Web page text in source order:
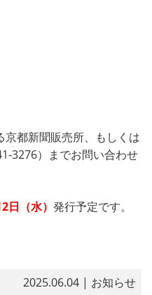
都新聞販売所、もしくは
3276）までお問い合わせ
日（水） 発行予定です。
2025.06.04 | お知らせ